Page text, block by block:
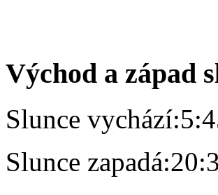
Východ a západ
Slunce vychází:
Slunce zapadá: